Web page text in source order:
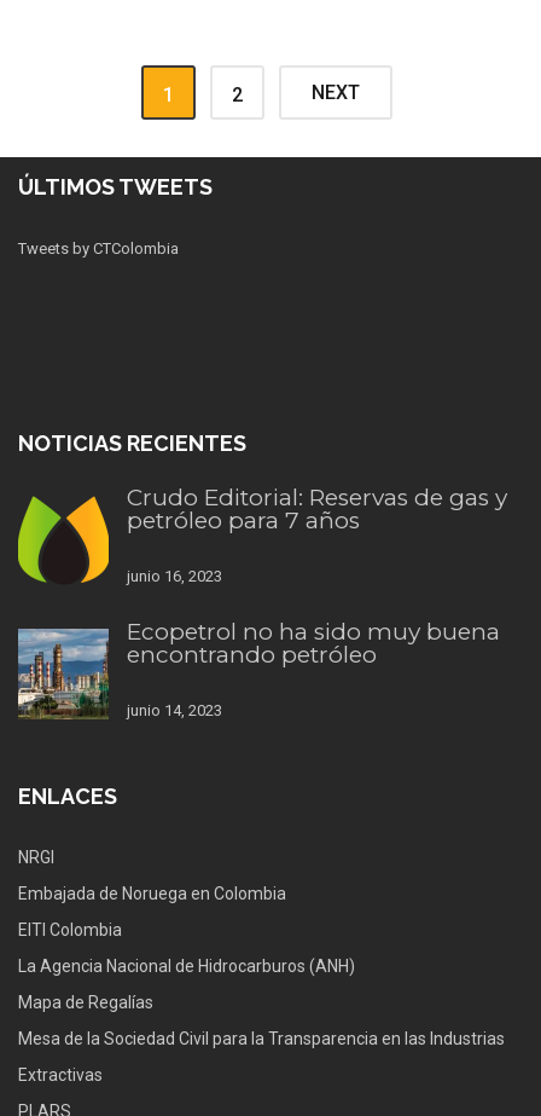
1 2 NEXT
ÚLTIMOS TWEETS
Tweets by CTColombia
NOTICIAS RECIENTES
Crudo Editorial: Reservas de gas y
petróleo para 7 años
junio 16, 2023
Ecopetrol no ha sido muy buena
encontrando petróleo
junio 14, 2023
ENLACES
NRGI
Embajada de Noruega en Colombia
EITI Colombia
La Agencia Nacional de Hidrocarburos (ANH)
Mapa de Regalías
Mesa de la Sociedad Civil para la Transparencia en las Industrias
Extractivas
PLARS